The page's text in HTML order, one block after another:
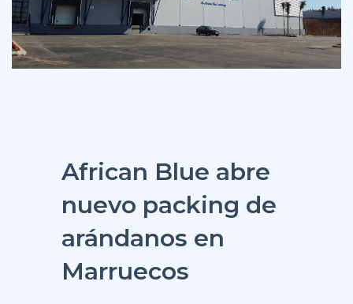
African Blue abre
nuevo packing de
arándanos en
Marruecos